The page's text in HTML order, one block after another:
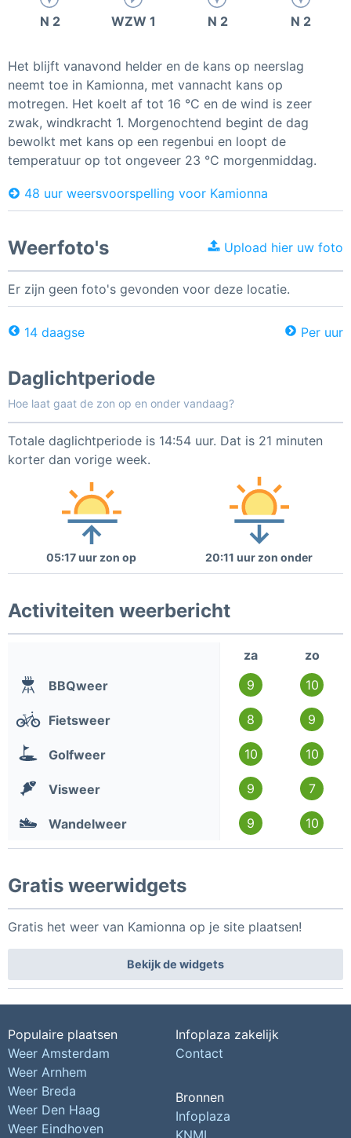
N 2 WZW 1 N 2 N 2
Het blijft vanavond helder en de kans op neerslag
neemt toe in Kamionna, met vannacht kans op
motregen. Het koelt af tot 16 °C en de wind is zeer
zwak, windkracht 1. Morgenochtend begint de dag
bewolkt met kans op een regenbui en loopt de
temperatuur op tot ongeveer 23 °C morgenmiddag.
48 uur weersvoorspelling voor Kamionna
Weerfoto's Upload hier uw foto
Er zijn geen foto's gevonden voor deze locatie.
14 daagse Per uur
Daglichtperiode
Hoe laat gaat de zon op en onder vandaag?
Totale daglichtperiode is 14:54 uur. Dat is 21 minuten
korter dan vorige week.
05:17 uur zon op 20:11 uur zon onder
Activiteiten weerbericht
za
zo
BBQweer
9 10
Fietsweer 8 9
Golfweer 10 10
Visweer 9 7
Wandelweer 9 10
Gratis weerwidgets
Gratis het weer van Kamionna op je site plaatsen!
Bekijk de widgets
Populaire plaatsen
Weer Amsterdam
Weer Arnhem
Weer Breda
Weer Den Haag
Weer Eindhoven
Infoplaza zakelijk
Contact
Bronnen
Infoplaza